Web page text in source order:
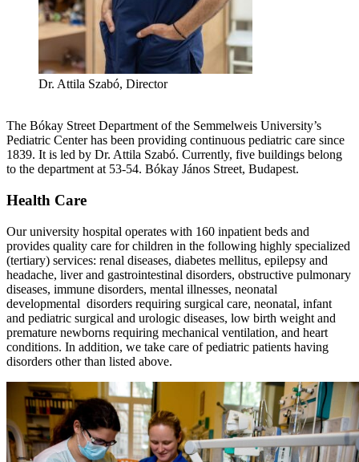
Dr. Attila Szabó, Director
The Bókay Street Department of the Semmelweis University’s
Pediatric Center has been providing continuous pediatric care since
1839. It is led by Dr. Attila Szabó. Currently, five buildings belong
to the department at 53-54. Bókay János Street, Budapest.
Health Care
Our university hospital operates with 160 inpatient beds and
provides quality care for children in the following highly specialized
(tertiary) services: renal diseases, diabetes mellitus, epilepsy and
headache, liver and gastrointestinal disorders, obstructive pulmonary
diseases, immune disorders, mental illnesses, neonatal
developmental disorders requiring surgical care, neonatal, infant
and pediatric surgical and urologic diseases, low birth weight and
premature newborns requiring mechanical ventilation, and heart
conditions. In addition, we take care of pediatric patients having
disorders other than listed above.